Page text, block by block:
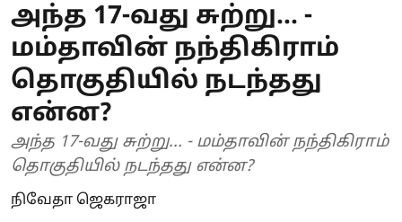
அந்த 17-வது சுற்று... -
மம்தாவின் நந்திகிராம்
தொகுதியில் நடந்தது
என்ன?
அந்த 17-வது சுற்று... - மம்தாவின் நந்திகிராம்
தொகுதியில் நடந்தது என்ன?
நிவேதா ஜெகராஜா